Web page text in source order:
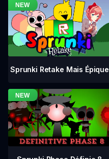
Sprunki Retake Mais Épique